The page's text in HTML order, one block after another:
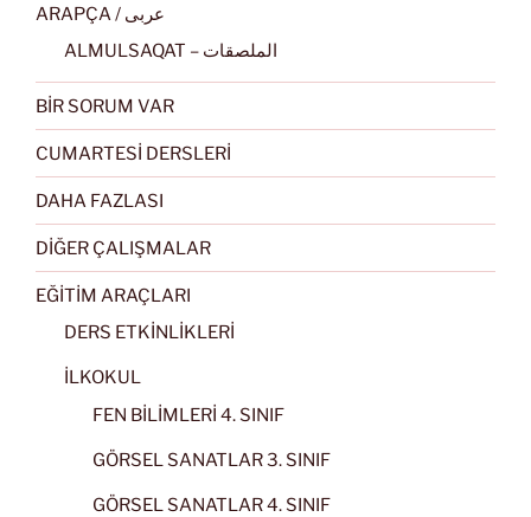
ARAPÇA / عربى
ALMULSAQAT – الملصقات
BİR SORUM VAR
CUMARTESİ DERSLERİ
DAHA FAZLASI
DİĞER ÇALIŞMALAR
EĞİTİM ARAÇLARI
DERS ETKİNLİKLERİ
İLKOKUL
FEN BİLİMLERİ 4. SINIF
GÖRSEL SANATLAR 3. SINIF
GÖRSEL SANATLAR 4. SINIF